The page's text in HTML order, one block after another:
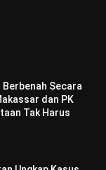
Berbenah Secara
dan PK
Tak Harus